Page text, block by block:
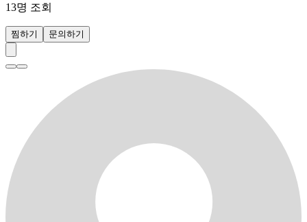
13명 조회
찜하기 문의하기